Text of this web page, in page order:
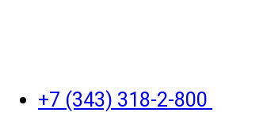
+7 (343) 318-2-800